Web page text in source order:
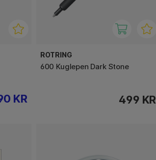
KR
ROTRING
600 Kuglepen Dark Stone
499 KR